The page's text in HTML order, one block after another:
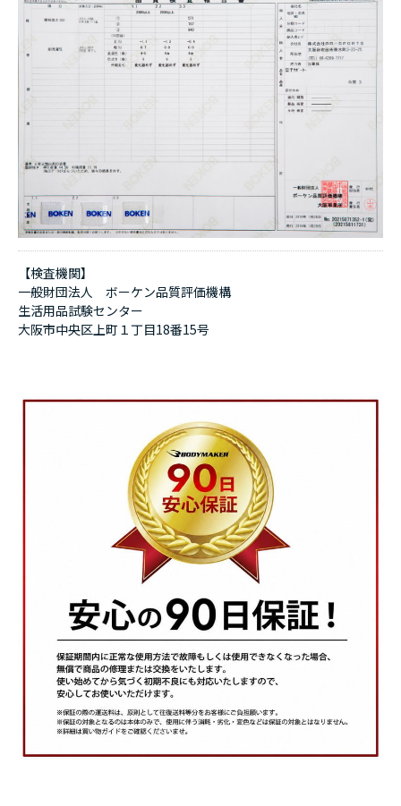
【検査機関】
一般財団法人 ボーケン品質評価機構
生活用品試験センター
大阪市中央区上町１丁目18番15号